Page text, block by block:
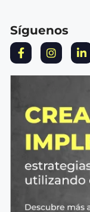
Síguenos